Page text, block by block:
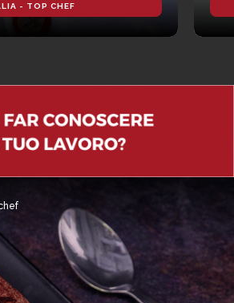
- TOP CHEF